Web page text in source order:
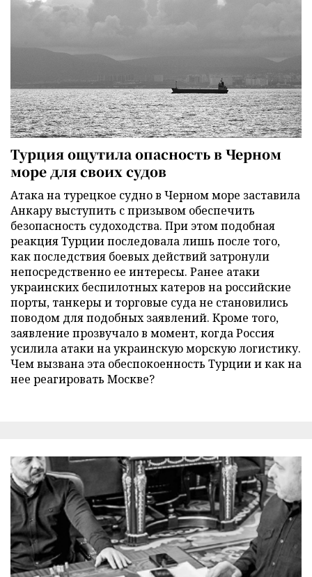
Турция ощутила опасность в Черном
море для своих судов
Атака на турецкое судно в Черном море заставила
Анкару выступить с призывом обеспечить
безопасность судоходства. При этом подобная
реакция Турции последовала лишь после того,
как последствия боевых действий затронули
непосредственно ее интересы. Ранее атаки
украинских беспилотных катеров на российские
порты, танкеры и торговые суда не становились
поводом для подобных заявлений. Кроме того,
заявление прозвучало в момент, когда Россия
усилила атаки на украинскую морскую логистику.
Чем вызвана эта обеспокоенность Турции и как на
нее реагировать Москве?